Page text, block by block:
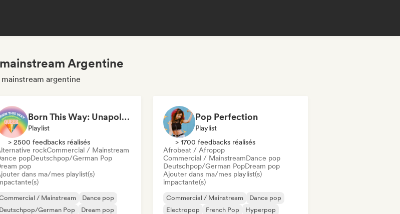
Argentine
argentine
Born This Way: Unapologetically Queer
Playlist
> 2500 feedbacks réalisés
rockCommercial / Mainstream
popDeutschpop/German Pop
pop
dans ma/mes playlist(s)
/ Mainstream
Dance pop
Deutschpop/German Pop
Dream pop
Pop Perfection
Playlist
> 1700 feedbacks réalisés
Afrobeat / Afropop
Commercial / MainstreamDance pop
Deutschpop/German PopDream pop
Ajouter dans ma/mes playlist(s)
impactante(s)
Commercial / Mainstream
Dance pop
Electropop
French Pop
Hyperpop